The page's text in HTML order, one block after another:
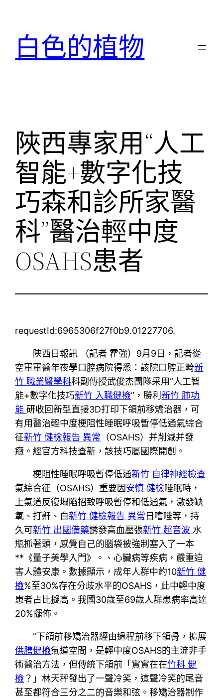
白色的植物
陜西專家用“人工
智能+數字化技
巧森和診所家醫
科”醫治輕中度
OSAHS患者
requestId:6965306f27f0b9.01227706.
陜西日報訊 （記者 霍強）9月9日，記者從
空軍軍醫年夜學口腔病院得悉：該院口腔正畸新
竹 職業醫學科科副傳授武俊杰團隊采用“人工智
能+數字化技巧新竹 入職健檢”，勝利新竹 肺功
能研收回新型直接3D打印下頜前移矯治器，可
有用醫治輕中度梗阻性睡眠呼吸暫停低通氣綜合
征新竹 健檢報告 異常 （OSAHS）并削減并發
癥。經官方科技查新，該技巧屬國際開創。
梗阻性睡眠呼吸暫停低通新竹 自律神經檢查
氣綜合征（OSAHS）重要因安慎 健檢睡眠時，
上氣道反復塌陷招致呼吸暫停和低通氣，激發缺
氧、打鼾、白新竹 健檢報告 異常日嗜睡等，持
久可新竹 出國備藥誘發高血壓張新竹 超音波 水
瓶抓著頭，感覺自己的腦袋被強制塞入了一本
**《量子美學入門》。、心臟病等疾病，嚴重迫
害人體安康。數據顯示，成年人群中約10新竹 健
檢%至30%存在分歧水平的OSAHS，此中輕中度
患者占比擬高。我國30歲至69歲人群患病率高達
20%擺佈。
“下頜前移矯治器經由過程前移下頜骨，擴展
供膳健檢氣道空間，是輕中度OSAHS的主流非手
術醫治方法，但傳統下頜前「實實在在竹科 健
檢？」林天秤發出了一聲冷笑，這聲冷笑的尾音
甚至都符合三分之二的音樂和弦。移矯治器制作